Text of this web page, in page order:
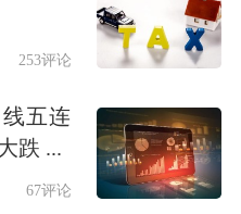
求快速增长对能源
，要统筹能源资源
，做到以电强算、
源网荷储”等新型
推进绿电直连，积
253评论
五连
跌 ...
67评论